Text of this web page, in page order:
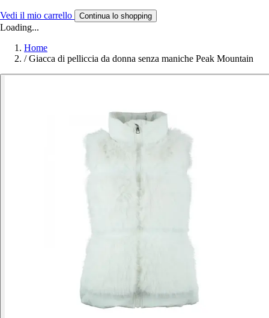
Vedi il mio carrello Continua lo shopping
Loading...
Home
/ Giacca di pelliccia da donna senza maniche Peak Mountain